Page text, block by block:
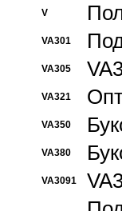
V
VA301
VA305
VA321
VA350
VA380
VA3091